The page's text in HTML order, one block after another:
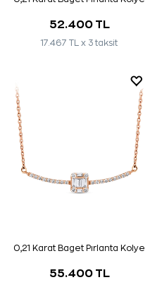
52.400 TL
17.467 TL x 3 taksit
0,21 Karat Baget Pırlanta Kolye
55.400 TL